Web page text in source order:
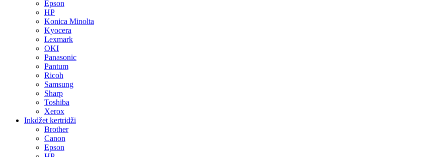
Epson
HP
Konica Minolta
Kyocera
Lexmark
OKI
Panasonic
Pantum
Ricoh
Samsung
Sharp
Toshiba
Xerox
Inkdžet kertridži
Brother
Canon
Epson